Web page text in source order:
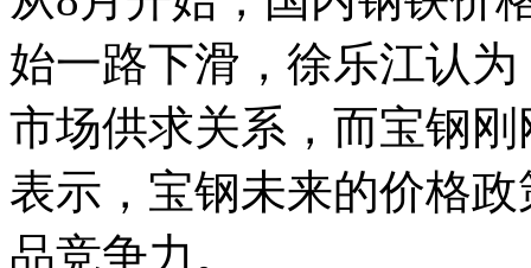
始一路下滑，徐乐江认
市场供求关系，而宝钢
表示，宝钢未来的价格
品竞争力。